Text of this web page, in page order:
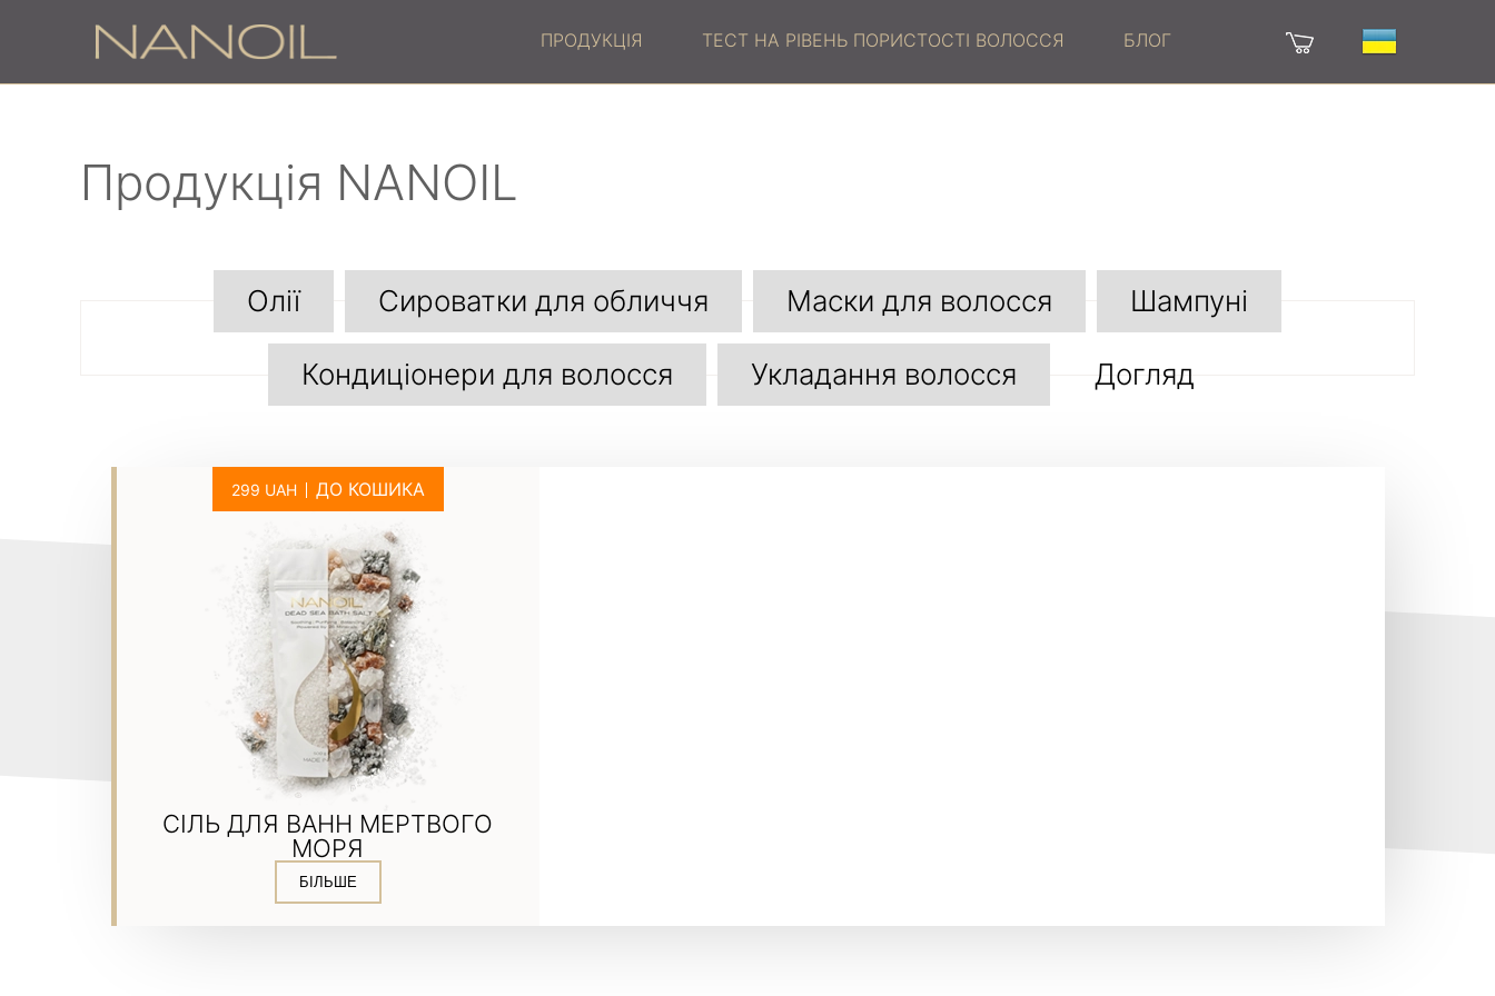
ПРОДУКЦІЯ ТЕСТ НА РІВЕНЬ ПОРИСТОСТІ ВОЛОССЯ БЛОГ
Продукція NANOIL
Олії Сироватки для обличчя Маски для волосся Шампуні
Кондиціонери для волосся Укладання волосся Догляд
ДО КОШИКА
СІЛЬ ДЛЯ ВАНН МЕРТВОГО
МОРЯ
БІЛЬШЕ